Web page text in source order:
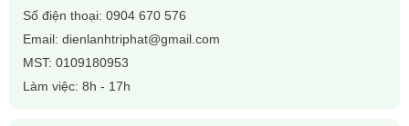
Số điện thoại: 0904 670 576
Email: dienlanhtriphat@gmail.com
MST: 0109180953
Làm việc: 8h - 17h